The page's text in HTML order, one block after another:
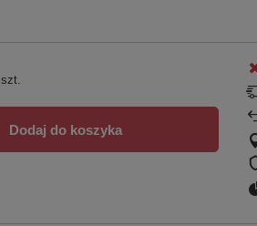
szt.
Dodaj do koszyka